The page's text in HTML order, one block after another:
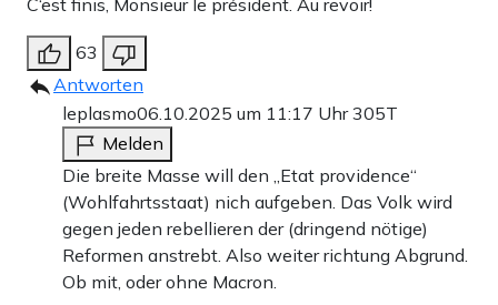
C‘est finis, Monsieur le président. Au revoir!
63
Antworten
leplasmo06.10.2025 um 11:17 Uhr305T
Melden
Die breite Masse will den „Etat providence“
(Wohlfahrtsstaat) nich aufgeben. Das Volk wird
gegen jeden rebellieren der (dringend nötige)
Reformen anstrebt. Also weiter richtung Abgrund.
Ob mit, oder ohne Macron.